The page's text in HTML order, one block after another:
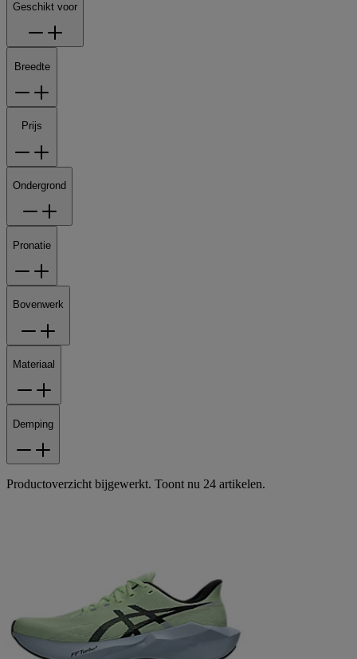
Geschikt voor
Breedte
Prijs
Ondergrond
Pronatie
Bovenwerk
Materiaal
Demping
Productoverzicht bijgewerkt. Toont nu 24 artikelen.